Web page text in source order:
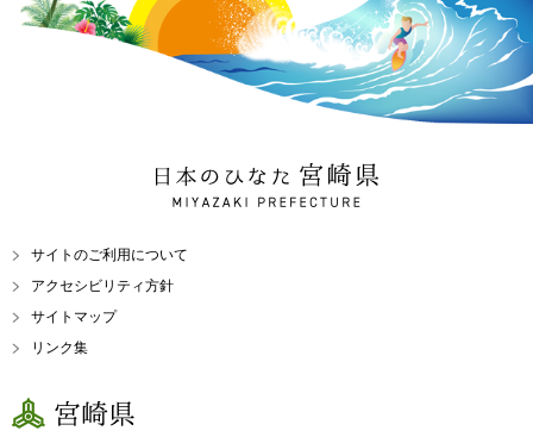
日本のひなた 宮崎県
MIYAZAKI PREFECTURE
サイトのご利用について
アクセシビリティ方針
サイトマップ
リンク集
宮崎県